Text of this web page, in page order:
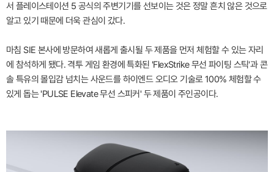
서 플레이스테이션 5 공식의 주변기기를 선보이는 것은 정말 흔치 않은 것으로
알고 있기 때문에 더욱 관심이 갔다.
마침 SIE 본사에 방문하여 새롭게 출시될 두 제품을 먼저 체험할 수 있는 자리
에 참석하게 됐다. 격투 게임 환경에 특화된 'FlexStrike 무선 파이팅 스틱'과 콘
솔 특유의 몰입감 넘치는 사운드를 하이엔드 오디오 기술로 100% 체험할 수
있게 돕는 'PULSE Elevate 무선 스피커' 두 제품이 주인공이다.